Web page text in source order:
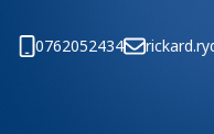
0762052434